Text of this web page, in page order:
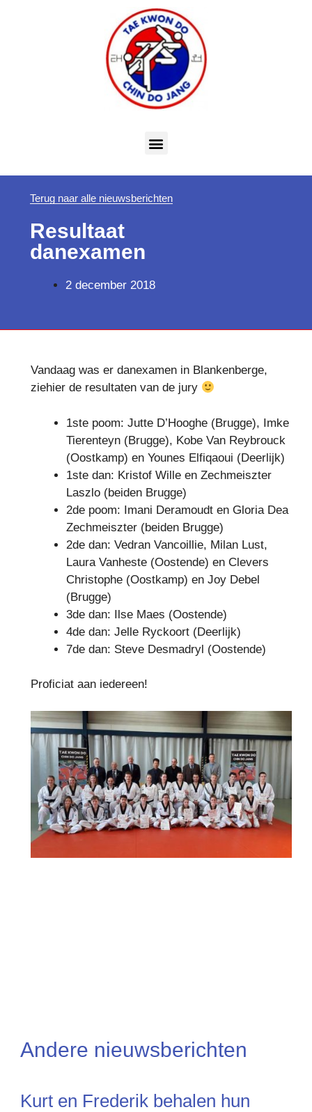
Terug naar alle nieuwsberichten
Resultaat
danexamen
2 december 2018
Vandaag was er danexamen in Blankenberge,
ziehier de resultaten van de jury
1ste poom: Jutte D’Hooghe (Brugge), Imke
Tierenteyn (Brugge), Kobe Van Reybrouck
(Oostkamp) en Younes Elfiqaoui (Deerlijk)
1ste dan: Kristof Wille en Zechmeiszter
Laszlo (beiden Brugge)
2de poom: Imani Deramoudt en Gloria Dea
Zechmeiszter (beiden Brugge)
2de dan: Vedran Vancoillie, Milan Lust,
Laura Vanheste (Oostende) en Clevers
Christophe (Oostkamp) en Joy Debel
(Brugge)
3de dan: Ilse Maes (Oostende)
4de dan: Jelle Ryckoort (Deerlijk)
7de dan: Steve Desmadryl (Oostende)
Proficiat aan iedereen!
Andere nieuwsberichten
Kurt en Frederik behalen hun